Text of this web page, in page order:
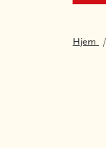
Hjem